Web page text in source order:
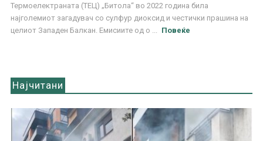
Термоелектраната (ТЕЦ) „Битола“ во 2022 година била
најголемиот загадувач со сулфур диоксид и честички прашина на
целиот Западен Балкан. Емисиите од о ...
Повеќе
Најчитани